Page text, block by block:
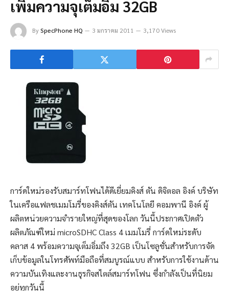
เพิ่มความจุเต็มอิ่ม 32GB
BySpecPhone HQ 3 มกราคม 2011 3,170 Views
การ์ดใหม่รองรับสมาร์ทโฟนได้ดีเยี่ยมคิงส์ ตัน ดิจิตอล อิงค์ บริษัท
ในเครือแฟลชเมมโมรี่ของคิงส์ตัน เทคโนโลยี คอมพานี อิงค์ ผู้
ผลิตหน่วยความจำรายใหญ่ที่สุดของโลก วันนี้ประกาศเปิดตัว
ผลิตภัณฑ์ใหม่ microSDHC Class 4 เมมโมรี่ การ์ดใหม่ระดับ
คลาส 4 พร้อมความจุเต็มอิ่มถึง 32GB เป็นโซลูชั่นสำหรับการจัด
เก็บข้อมูลในโทรศัพท์มือถือที่สมบูรณ์แบบ สำหรับการใช้งานด้าน
ความบันเทิงและงานธุรกิจสไตล์สมาร์ทโฟน ซึ่งกำลังเป็นที่นิยม
อยู่ทุกวันนี้